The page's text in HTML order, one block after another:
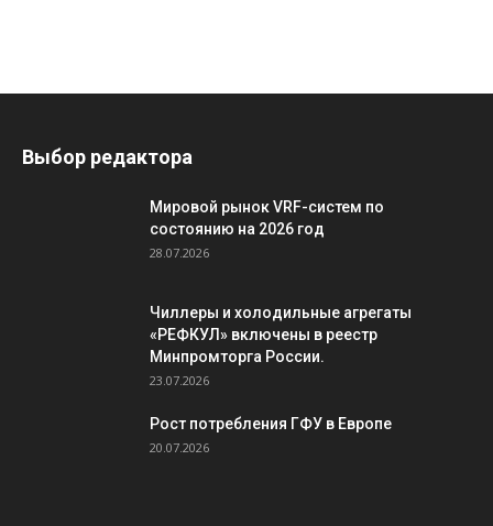
Выбор редактора
Мировой рынок VRF-систем по
состоянию на 2026 год
28.07.2026
Чиллеры и холодильные агрегаты
«РЕФКУЛ» включены в реестр
Минпромторга России.
23.07.2026
Рост потребления ГФУ в Европе
20.07.2026